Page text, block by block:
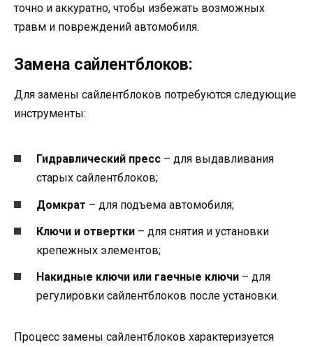
точно и аккуратно, чтобы избежать возможных
травм и повреждений автомобиля.
Замена сайлентблоков:
Для замены сайлентблоков потребуются следующие
инструменты:
Гидравлический пресс – для выдавливания
старых сайлентблоков;
Домкрат – для подъема автомобиля;
Ключи и отвертки – для снятия и установки
крепежных элементов;
Накидные ключи или гаечные ключи – для
регулировки сайлентблоков после установки.
Процесс замены сайлентблоков характеризуется